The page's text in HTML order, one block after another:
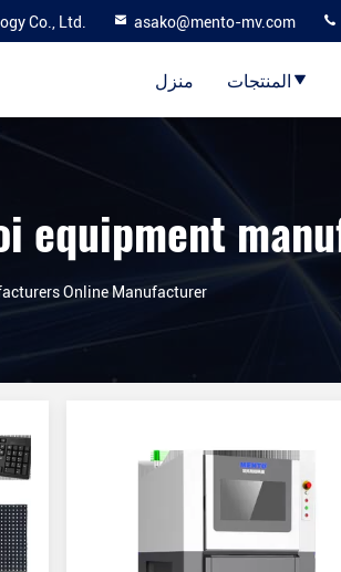
Co., Ltd. asako@mento-mv.com
منزل المنتجات
Online Manufacturer